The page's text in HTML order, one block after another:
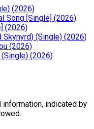
(2026)
Song [Single] (2026)
(2026)
(Single) (2026)
(2026)
(2026)
information, indicated by